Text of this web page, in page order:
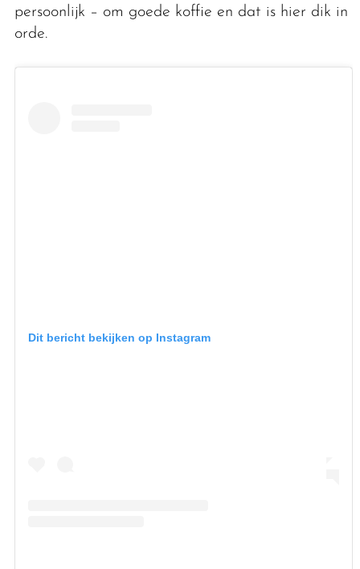
persoonlijk – om goede koffie en dat is hier dik in
orde.
Dit bericht bekijken op Instagram